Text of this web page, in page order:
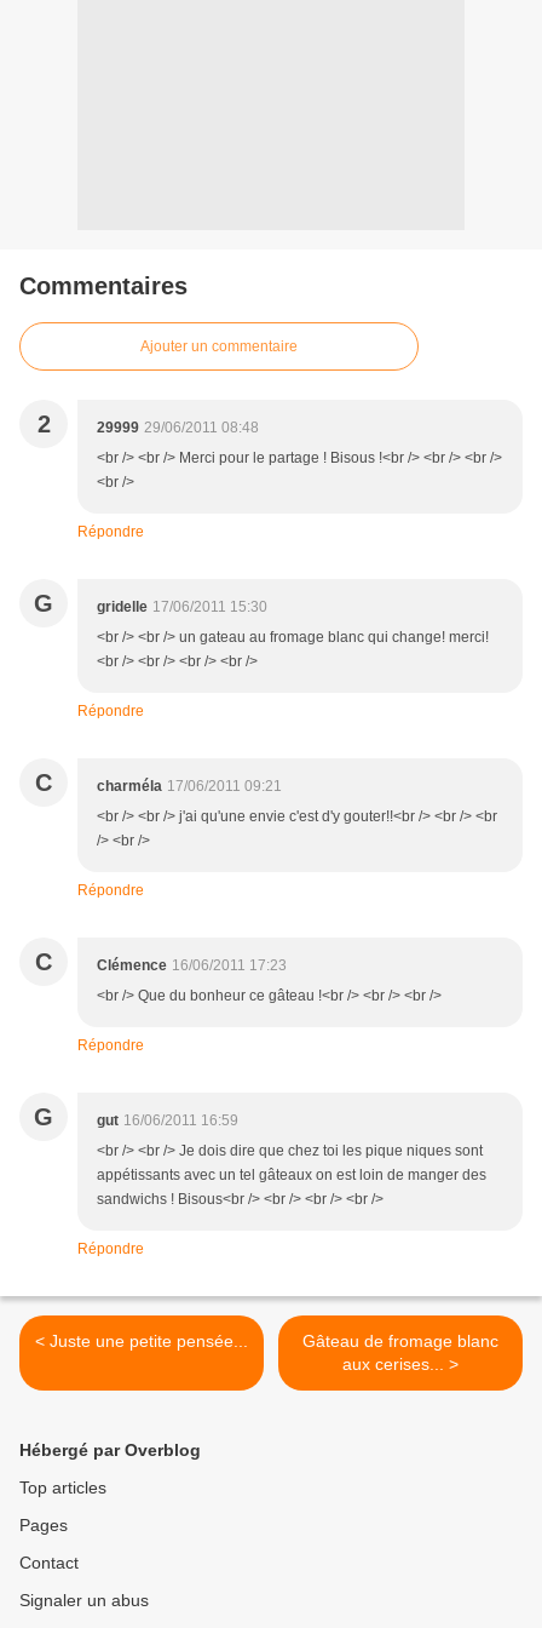
Commentaires
Ajouter un commentaire
2 29999 29/06/2011 08:48
<br /> <br /> Merci pour le partage ! Bisous !<br /> <br /> <br />
<br />
Répondre
G gridelle 17/06/2011 15:30
<br /> <br /> un gateau au fromage blanc qui change! merci!
<br /> <br /> <br /> <br />
Répondre
C charméla 17/06/2011 09:21
<br /> <br /> j'ai qu'une envie c'est d'y gouter!!<br /> <br /> <br
/> <br />
Répondre
C Clémence 16/06/2011 17:23
<br /> Que du bonheur ce gâteau !<br /> <br /> <br />
Répondre
G gut 16/06/2011 16:59
<br /> <br /> Je dois dire que chez toi les pique niques sont
appétissants avec un tel gâteaux on est loin de manger des
sandwichs ! Bisous<br /> <br /> <br /> <br />
Répondre
< Juste une petite pensée...
Gâteau de fromage blanc
aux cerises... >
Hébergé par Overblog
Top articles
Pages
Contact
Signaler un abus